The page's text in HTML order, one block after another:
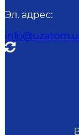
Эл. адрес: